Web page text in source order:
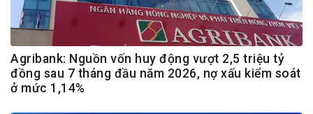
Agribank: Nguồn vốn huy động vượt 2,5 triệu tỷ
đồng sau 7 tháng đầu năm 2026, nợ xấu kiểm soát
ở mức 1,14%